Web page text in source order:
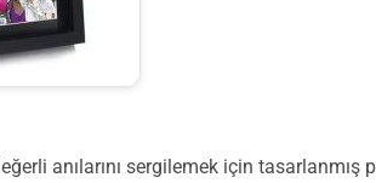
anılarını sergilemek için